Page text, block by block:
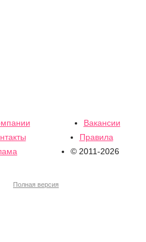
Вакансии
Правила
© 2011-2026
Полная версия